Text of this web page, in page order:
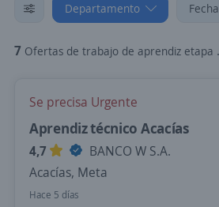
Departamento Fecha
7 Ofertas de trabajo de aprendiz etapa productiva en Acacías, Meta
Se precisa Urgente
Aprendiz técnico Acacías
4,7
BANCO W S.A.
Acacías, Meta
Hace 5 días